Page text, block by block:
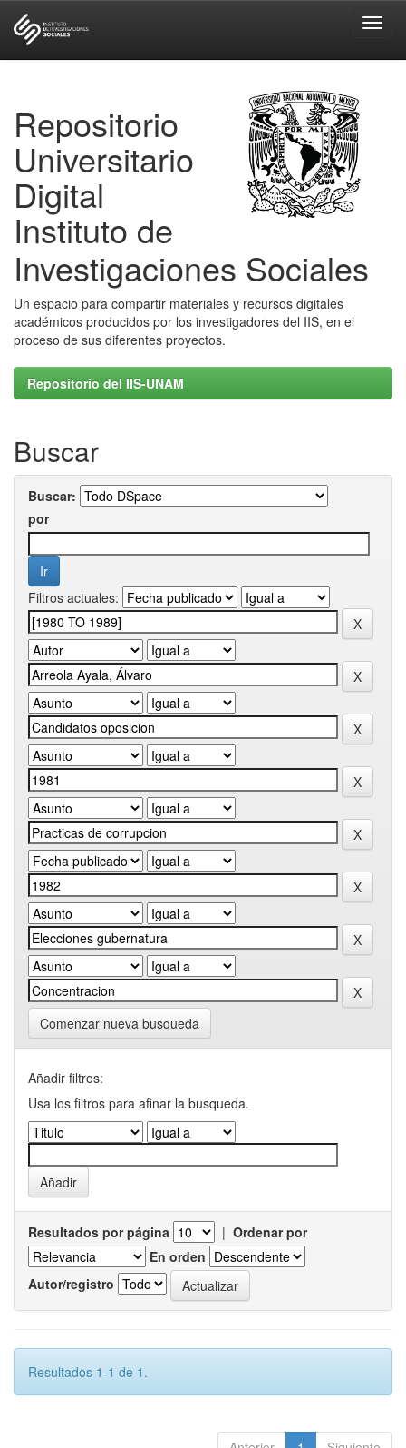
Repositorio
Universitario
Digital
Instituto de
Investigaciones Sociales
Un espacio para compartir materiales y recursos digitales
académicos producidos por los investigadores del IIS, en el
proceso de sus diferentes proyectos.
Repositorio del IIS-UNAM
Buscar
Buscar:
por
Filtros actuales:
Comenzar nueva busqueda
Añadir filtros:
Usa los filtros para afinar la busqueda.
Resultados por página | Ordenar por
En orden
Autor/registro
Resultados 1-1 de 1.